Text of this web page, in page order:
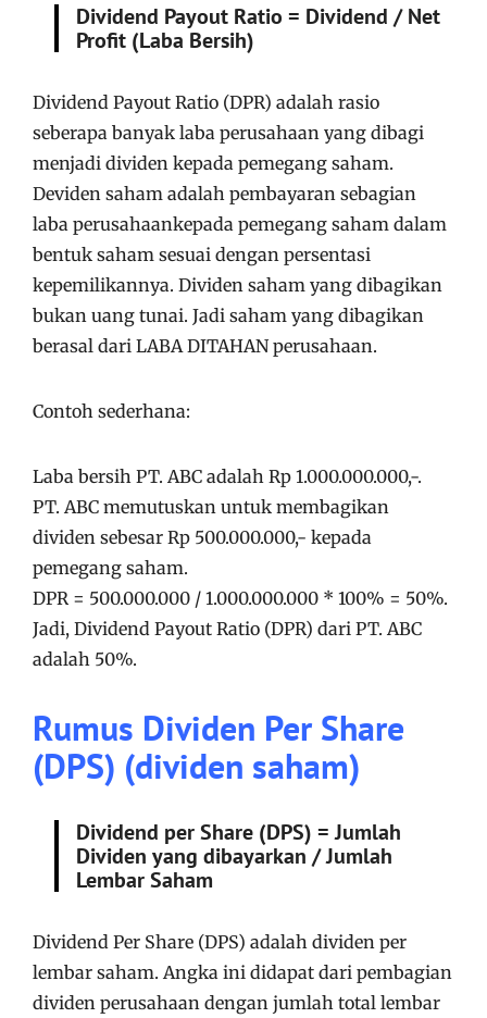
Dividend Payout Ratio = Dividend / Net
Profit (Laba Bersih)
Dividend Payout Ratio (DPR) adalah rasio
seberapa banyak laba perusahaan yang dibagi
menjadi dividen kepada pemegang saham.
Deviden saham adalah pembayaran sebagian
laba perusahaankepada pemegang saham dalam
bentuk saham sesuai dengan persentasi
kepemilikannya. Dividen saham yang dibagikan
bukan uang tunai. Jadi saham yang dibagikan
berasal dari LABA DITAHAN perusahaan.
Contoh sederhana:
Laba bersih PT. ABC adalah Rp 1.000.000.000,-.
PT. ABC memutuskan untuk membagikan
dividen sebesar Rp 500.000.000,- kepada
pemegang saham.
DPR = 500.000.000 / 1.000.000.000 * 100% = 50%.
Jadi, Dividend Payout Ratio (DPR) dari PT. ABC
adalah 50%.
Rumus Dividen Per Share
(DPS) (dividen saham)
Dividend per Share (DPS) = Jumlah
Dividen yang dibayarkan / Jumlah
Lembar Saham
Dividend Per Share (DPS) adalah dividen per
lembar saham. Angka ini didapat dari pembagian
dividen perusahaan dengan jumlah total lembar